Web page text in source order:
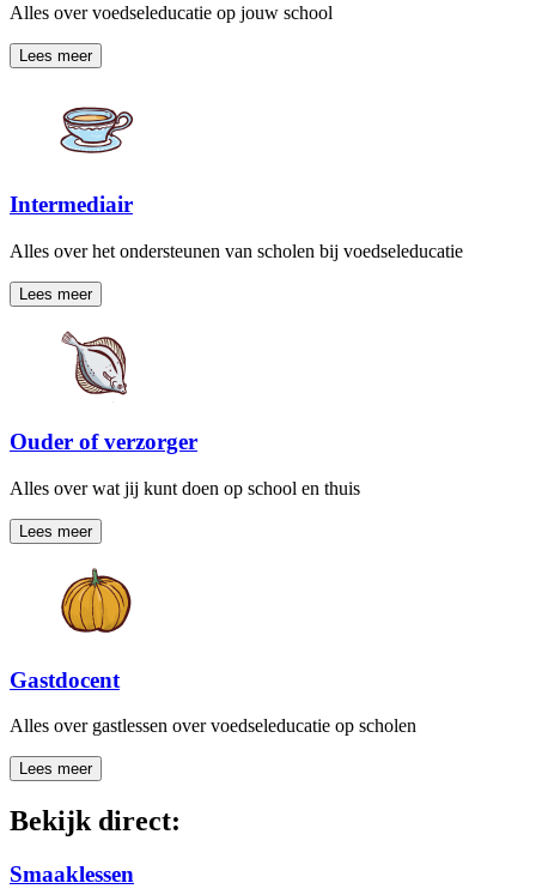
Alles over voedseleducatie op jouw school
Lees meer
Intermediair
Alles over het ondersteunen van scholen bij voedseleducatie
Lees meer
Ouder of verzorger
Alles over wat jij kunt doen op school en thuis
Lees meer
Gastdocent
Alles over gastlessen over voedseleducatie op scholen
Lees meer
Bekijk direct:
Smaaklessen